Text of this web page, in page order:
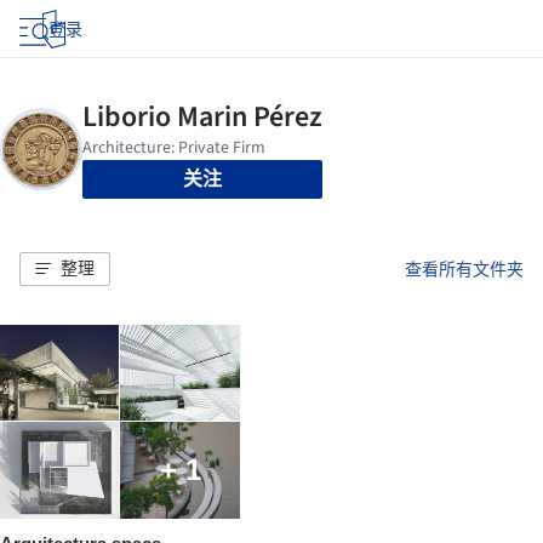
登录
关注
整理 查看所有文件夹
+ 1